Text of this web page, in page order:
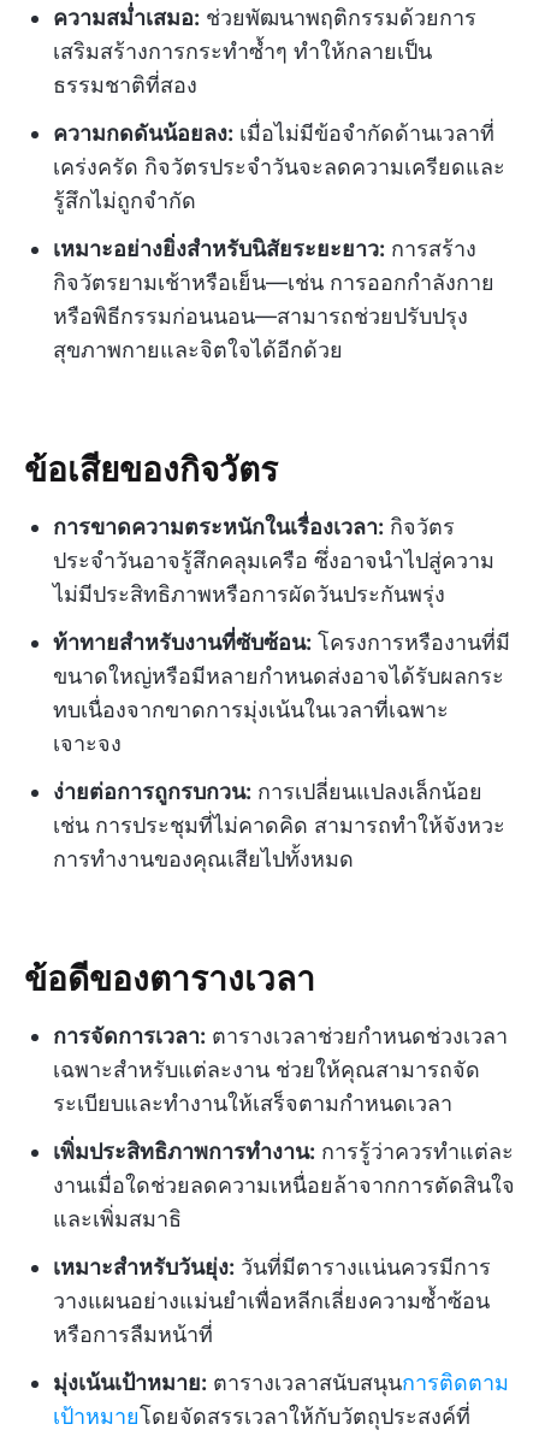
ความสม่ำเสมอ: ช่วยพัฒนาพฤติกรรมด้วยการ
เสริมสร้างการกระทำซ้ำๆ ทำให้กลายเป็น
ธรรมชาติที่สอง
ความกดดันน้อยลง: เมื่อไม่มีข้อจำกัดด้านเวลาที่
เคร่งครัด กิจวัตรประจำวันจะลดความเครียดและ
รู้สึกไม่ถูกจำกัด
เหมาะอย่างยิ่งสำหรับนิสัยระยะยาว: การสร้าง
กิจวัตรยามเช้าหรือเย็น—เช่น การออกกำลังกาย
หรือพิธีกรรมก่อนนอน—สามารถช่วยปรับปรุง
สุขภาพกายและจิตใจได้อีกด้วย
ข้อเสียของกิจวัตร
การขาดความตระหนักในเรื่องเวลา: กิจวัตร
ประจำวันอาจรู้สึกคลุมเครือ ซึ่งอาจนำไปสู่ความ
ไม่มีประสิทธิภาพหรือการผัดวันประกันพรุ่ง
ท้าทายสำหรับงานที่ซับซ้อน: โครงการหรืองานที่มี
ขนาดใหญ่หรือมีหลายกำหนดส่งอาจได้รับผลกระ
ทบเนื่องจากขาดการมุ่งเน้นในเวลาที่เฉพาะ
เจาะจง
ง่ายต่อการถูกรบกวน: การเปลี่ยนแปลงเล็กน้อย
เช่น การประชุมที่ไม่คาดคิด สามารถทำให้จังหวะ
การทำงานของคุณเสียไปทั้งหมด
ข้อดีของตารางเวลา
การจัดการเวลา: ตารางเวลาช่วยกำหนดช่วงเวลา
เฉพาะสำหรับแต่ละงาน ช่วยให้คุณสามารถจัด
ระเบียบและทำงานให้เสร็จตามกำหนดเวลา
เพิ่มประสิทธิภาพการทำงาน: การรู้ว่าควรทำแต่ละ
งานเมื่อใดช่วยลดความเหนื่อยล้าจากการตัดสินใจ
และเพิ่มสมาธิ
เหมาะสำหรับวันยุ่ง: วันที่มีตารางแน่นควรมีการ
วางแผนอย่างแม่นยำเพื่อหลีกเลี่ยงความซ้ำซ้อน
หรือการลืมหน้าที่
มุ่งเน้นเป้าหมาย: ตารางเวลาสนับสนุนการติดตาม
เป้าหมายโดยจัดสรรเวลาให้กับวัตถุประสงค์ที่